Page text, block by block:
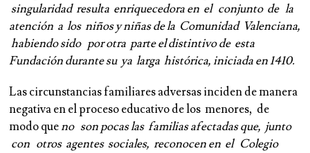
singularidad resulta enriquecedora en el conjunto de la
atención a los niños y niñas de la Comunidad Valenciana,
habiendo sido por otra parte el distintivo de esta
Fundación durante su ya larga histórica, iniciada en 1410.
Las circunstancias familiares adversas inciden de manera
negativa en el proceso educativo de los menores, de
modo queno son pocas las familias afectadas que, junto
con otros agentes sociales, reconocen en el Colegio